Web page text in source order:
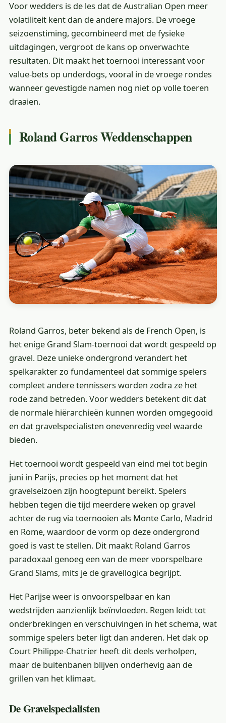
Voor wedders is de les dat de Australian Open meer
volatiliteit kent dan de andere majors. De vroege
seizoenstiming, gecombineerd met de fysieke
uitdagingen, vergroot de kans op onverwachte
resultaten. Dit maakt het toernooi interessant voor
value-bets op underdogs, vooral in de vroege rondes
wanneer gevestigde namen nog niet op volle toeren
draaien.
Roland Garros Weddenschappen
Roland Garros, beter bekend als de French Open, is
het enige Grand Slam-toernooi dat wordt gespeeld op
gravel. Deze unieke ondergrond verandert het
spelkarakter zo fundamenteel dat sommige spelers
compleet andere tennissers worden zodra ze het
rode zand betreden. Voor wedders betekent dit dat
de normale hiërarchieën kunnen worden omgegooid
en dat gravelspecialisten onevenredig veel waarde
bieden.
Het toernooi wordt gespeeld van eind mei tot begin
juni in Parijs, precies op het moment dat het
gravelseizoen zijn hoogtepunt bereikt. Spelers
hebben tegen die tijd meerdere weken op gravel
achter de rug via toernooien als Monte Carlo, Madrid
en Rome, waardoor de vorm op deze ondergrond
goed is vast te stellen. Dit maakt Roland Garros
paradoxaal genoeg een van de meer voorspelbare
Grand Slams, mits je de gravellogica begrijpt.
Het Parijse weer is onvoorspelbaar en kan
wedstrijden aanzienlijk beïnvloeden. Regen leidt tot
onderbrekingen en verschuivingen in het schema, wat
sommige spelers beter ligt dan anderen. Het dak op
Court Philippe-Chatrier heeft dit deels verholpen,
maar de buitenbanen blijven onderhevig aan de
grillen van het klimaat.
De Gravelspecialisten